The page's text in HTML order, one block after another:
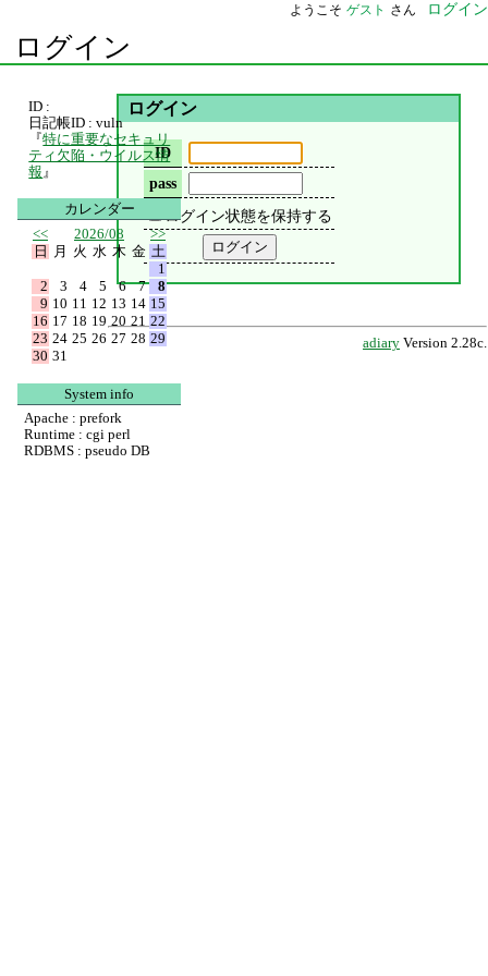
ようこそ ゲスト さん ログイン
ログイン
ログイン
ID
pass
ログイン状態を保持する
adiary Version 2.28c.
ID :
日記帳ID : vuln
『特に重要なセキュリ
ティ欠陥・ウイルス情
報 』
カレンダー
<<
2026/08
>>
日
月 火 水 木 金 土
1
2
3 4 5 6 7
8
9 10 11 12 13 14 15
16 17 18 19 20 21 22
23 24 25 26 27 28 29
30 31
System info
Apache : prefork
Runtime : cgi perl
RDBMS : pseudo DB